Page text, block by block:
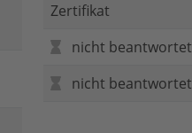
Zertifikat
nicht beantwortet
nicht beantwortet